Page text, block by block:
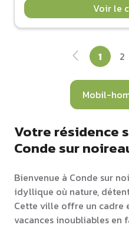
Voir le
1 2
Mobil-
Votre résidence
Conde sur
Bienvenue à Conde sur
idyllique où nature,
Cette ville offre un cadre
vacances inoubliables en